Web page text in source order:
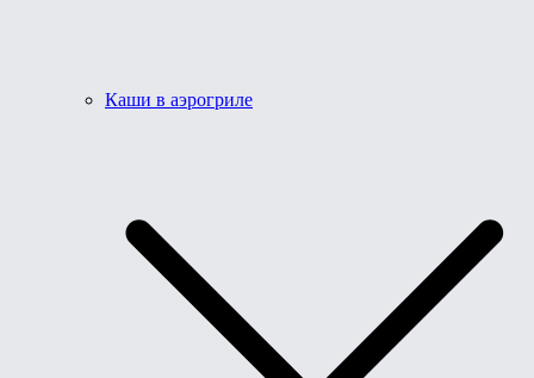
Каши в аэрогриле